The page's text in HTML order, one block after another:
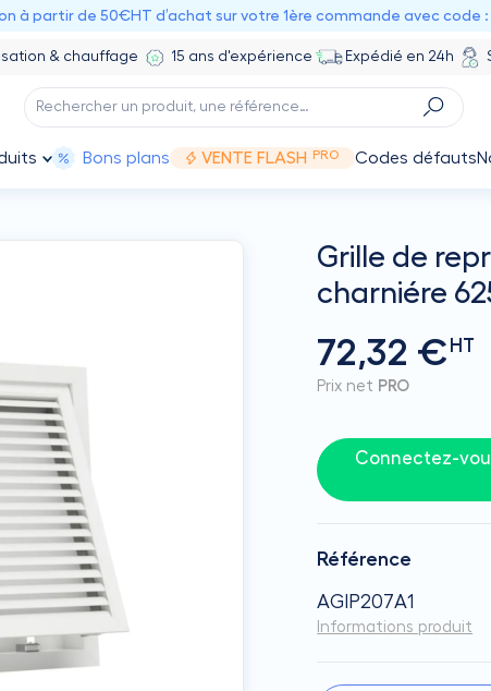
à partir de 50€HT d’achat sur votre 1ère commande avec code :
& chauffage 15 ans d'expérience Expédié en 24h
Bons plans VENTE FLASH PRO Codes défauts
Grille de
charniére
72,32 € HT
Prix net PRO
Connectez-
Référence
AGIP207A1
Informations produit